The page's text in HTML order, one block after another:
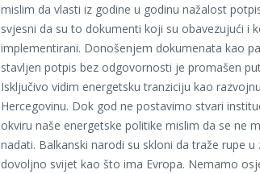
mislim da vlasti iz godine u godinu nažalost
svjesni da su to dokumenti koji su obavezujući i
implementirani. Donošenjem dokumenata kao
stavljen potpis bez odgovornosti je promašen
Isključivo vidim energetsku tranziciju kao
Hercegovinu. Dok god ne postavimo stvari
okviru naše energetske politike mislim da se ne
nadati. Balkanski narodi su skloni da traže rupe
dovoljno svijet kao što ima Evropa. Nemamo